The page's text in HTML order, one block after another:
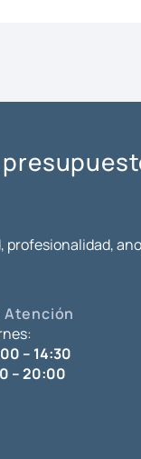
Atención
– 14:30
– 20:00